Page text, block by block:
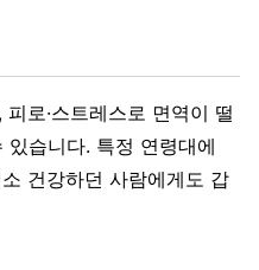
로·스트레스로 면역이 떨
습니다. 특정 연령대에
건강하던 사람에게도 갑